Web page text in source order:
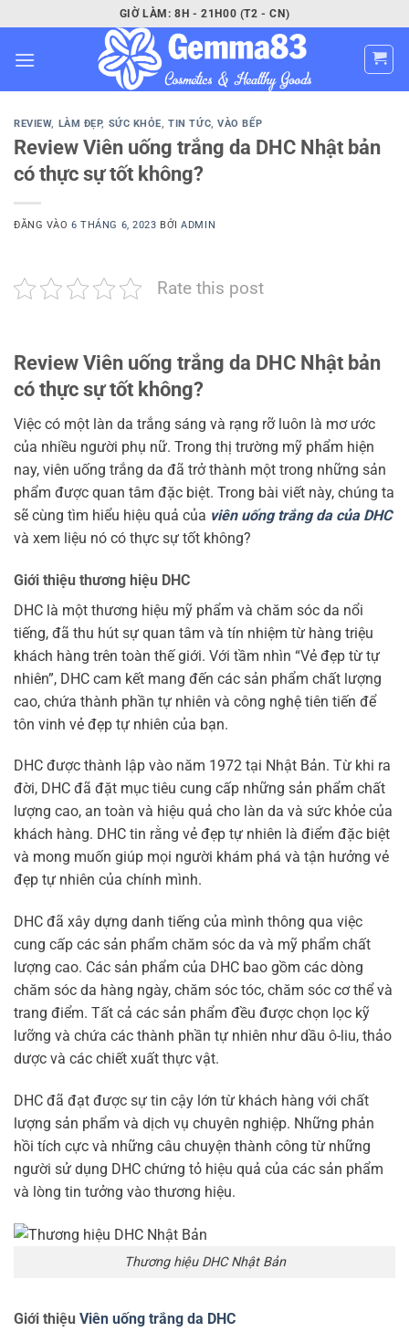
qua
nội
GIỜ LÀM: 8H - 21H00 (T2 - CN)
REVIEW, LÀM ĐẸP, SỨC KHỎE,TIN TỨC,VÀO BẾP
Review Viên uống trắng da DHC Nhật bản
có thực sự tốt không?
ĐĂNG VÀO6 THÁNG 6, 2023 BỞIADMIN
Rate this post
Review Viên uống trắng da DHC Nhật bản
có thực sự tốt không?
Việc có một làn da trắng sáng và rạng rỡ luôn là mơ ước
của nhiều người phụ nữ. Trong thị trường mỹ phẩm hiện
nay, viên uống trắng da đã trở thành một trong những sản
phẩm được quan tâm đặc biệt. Trong bài viết này, chúng ta
sẽ cùng tìm hiểu hiệu quả của viên uống trắng da của DHC
và xem liệu nó có thực sự tốt không?
Giới thiệu thương hiệu DHC
DHC là một thương hiệu mỹ phẩm và chăm sóc da nổi
tiếng, đã thu hút sự quan tâm và tín nhiệm từ hàng triệu
khách hàng trên toàn thế giới. Với tầm nhìn “Vẻ đẹp từ tự
nhiên”, DHC cam kết mang đến các sản phẩm chất lượng
cao, chứa thành phần tự nhiên và công nghệ tiên tiến để
tôn vinh vẻ đẹp tự nhiên của bạn.
DHC được thành lập vào năm 1972 tại Nhật Bản. Từ khi ra
đời, DHC đã đặt mục tiêu cung cấp những sản phẩm chất
lượng cao, an toàn và hiệu quả cho làn da và sức khỏe của
khách hàng. DHC tin rằng vẻ đẹp tự nhiên là điểm đặc biệt
và mong muốn giúp mọi người khám phá và tận hưởng vẻ
đẹp tự nhiên của chính mình.
DHC đã xây dựng danh tiếng của mình thông qua việc
cung cấp các sản phẩm chăm sóc da và mỹ phẩm chất
lượng cao. Các sản phẩm của DHC bao gồm các dòng
chăm sóc da hàng ngày, chăm sóc tóc, chăm sóc cơ thể và
trang điểm. Tất cả các sản phẩm đều được chọn lọc kỹ
lưỡng và chứa các thành phần tự nhiên như dầu ô-liu, thảo
dược và các chiết xuất thực vật.
DHC đã đạt được sự tin cậy lớn từ khách hàng với chất
lượng sản phẩm và dịch vụ chuyên nghiệp. Những phản
hồi tích cực và những câu chuyện thành công từ những
người sử dụng DHC chứng tỏ hiệu quả của các sản phẩm
và lòng tin tưởng vào thương hiệu.
Thương hiệu DHC Nhật Bản
Giới thiệu Viên uống trắng da DHC